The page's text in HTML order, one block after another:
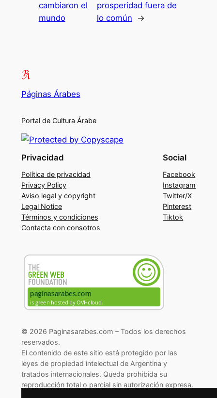
cambiaron el
mundo
prosperidad fuera de
lo común
→
Páginas Árabes
Portal de Cultura Árabe
Privacidad
Política de privacidad
Privacy Policy
Aviso legal y copyright
Legal Notice
Términos y condiciones
Contacta con consotros
Social
Facebook
Instagram
Twitter/X
Pinterest
Tiktok
© 2026 Paginasarabes.com – Todos los derechos
reservados.
El contenido de este sitio está protegido por las
leyes de propiedad intelectual de Argentina y
tratados internacionales. Queda prohibida su
reproducción total o parcial sin autorización expresa.